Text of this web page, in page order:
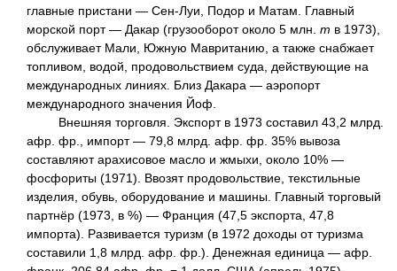
главные пристани — Сен-Луи, Подор и Матам. Главный
морской порт — Дакар (грузооборот около 5 млн. т в 1973),
обслуживает Мали, Южную Мавританию, а также снабжает
топливом, водой, продовольствием суда, действующие на
международных линиях. Близ Дакара — аэропорт
международного значения Йоф.
Внешняя торговля. Экспорт в 1973 составил 43,2 млрд.
афр. фр., импорт — 79,8 млрд. афр. фр. 35% вывоза
составляют арахисовое масло и жмыхи, около 10% —
фосфориты (1971). Ввозят продовольствие, текстильные
изделия, обувь, оборудование и машины. Главный торговый
партнёр (1973, в %) — Франция (47,5 экспорта, 47,8
импорта). Развивается туризм (в 1972 доходы от туризма
составили 1,8 млрд. афр. фр.). Денежная единица — афр.